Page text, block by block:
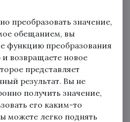
преобразовать значение,
обещанием, вы
функцию преобразования
возвращаете новое
представляет
результат. Вы не
получить значение,
его каким-то
можете легко поднять